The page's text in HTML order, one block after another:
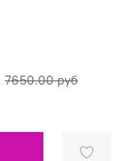
7650.00 руб